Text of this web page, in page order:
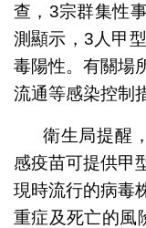
查，3宗群集性
測顯示，3人甲
毒陽性。有關場
流通等感染控制
衛生局提醒
感疫苗可提供甲
現時流行的病毒
重症及死亡的風